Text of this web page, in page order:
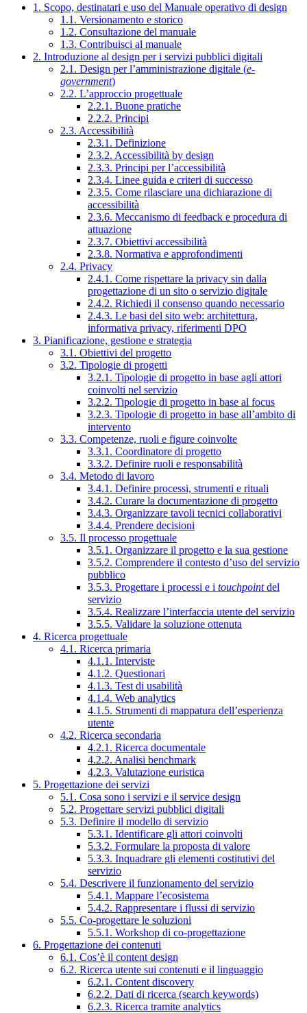
1. Scopo, destinatari e uso del Manuale operativo di design
1.1. Versionamento e storico
1.2. Consultazione del manuale
1.3. Contribuisci al manuale
2. Introduzione al design per i servizi pubblici digitali
2.1. Design per l’amministrazione digitale (e-
government)
2.2. L’approccio progettuale
2.2.1. Buone pratiche
2.2.2. Principi
2.3. Accessibilità
2.3.1. Definizione
2.3.2. Accessibilità by design
2.3.3. Principi per l’accessibilità
2.3.4. Linee guida e criteri di successo
2.3.5. Come rilasciare una dichiarazione di
accessibilità
2.3.6. Meccanismo di feedback e procedura di
attuazione
2.3.7. Obiettivi accessibilità
2.3.8. Normativa e approfondimenti
2.4. Privacy
2.4.1. Come rispettare la privacy sin dalla
progettazione di un sito o servizio digitale
2.4.2. Richiedi il consenso quando necessario
2.4.3. Le basi del sito web: architettura,
informativa privacy, riferimenti DPO
3. Pianificazione, gestione e strategia
3.1. Obiettivi del progetto
3.2. Tipologie di progetti
3.2.1. Tipologie di progetto in base agli attori
coinvolti nel servizio
3.2.2. Tipologie di progetto in base al focus
3.2.3. Tipologie di progetto in base all’ambito di
intervento
3.3. Competenze, ruoli e figure coinvolte
3.3.1. Coordinatore di progetto
3.3.2. Definire ruoli e responsabilità
3.4. Metodo di lavoro
3.4.1. Definire processi, strumenti e rituali
3.4.2. Curare la documentazione di progetto
3.4.3. Organizzare tavoli tecnici collaborativi
3.4.4. Prendere decisioni
3.5. Il processo progettuale
3.5.1. Organizzare il progetto e la sua gestione
3.5.2. Comprendere il contesto d’uso del servizio
pubblico
3.5.3. Progettare i processi e i touchpointdel
servizio
3.5.4. Realizzare l’interfaccia utente del servizio
3.5.5. Validare la soluzione ottenuta
4. Ricerca progettuale
4.1. Ricerca primaria
4.1.1. Interviste
4.1.2. Questionari
4.1.3. Test di usabilità
4.1.4. Web analytics
4.1.5. Strumenti di mappatura dell’esperienza
utente
4.2. Ricerca secondaria
4.2.1. Ricerca documentale
4.2.2. Analisi benchmark
4.2.3. Valutazione euristica
5. Progettazione dei servizi
5.1. Cosa sono i servizi e il service design
5.2. Progettare servizi pubblici digitali
5.3. Definire il modello di servizio
5.3.1. Identificare gli attori coinvolti
5.3.2. Formulare la proposta di valore
5.3.3. Inquadrare gli elementi costitutivi del
servizio
5.4. Descrivere il funzionamento del servizio
5.4.1. Mappare l’ecosistema
5.4.2. Rappresentare i flussi di servizio
5.5. Co-progettare le soluzioni
5.5.1. Workshop di co-progettazione
6. Progettazione dei contenuti
6.1. Cos’è il content design
6.2. Ricerca utente sui contenuti e il linguaggio
6.2.1. Content discovery
6.2.2. Dati di ricerca (search keywords)
6.2.3. Ricerca tramite analytics